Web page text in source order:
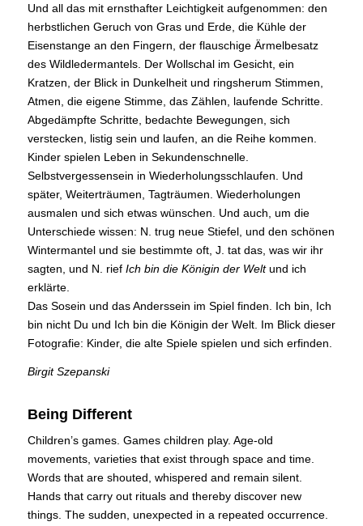
Und all das mit ernsthafter Leichtigkeit aufgenommen: den
herbstlichen Geruch von Gras und Erde, die Kühle der
Eisenstange an den Fingern, der flauschige Ärmelbesatz
des Wildledermantels. Der Wollschal im Gesicht, ein
Kratzen, der Blick in Dunkelheit und ringsherum Stimmen,
Atmen, die eigene Stimme, das Zählen, laufende Schritte.
Abgedämpfte Schritte, bedachte Bewegungen, sich
verstecken, listig sein und laufen, an die Reihe kommen.
Kinder spielen Leben in Sekundenschnelle.
Selbstvergessensein in Wiederholungsschlaufen. Und
später, Weiterträumen, Tagträumen. Wiederholungen
ausmalen und sich etwas wünschen. Und auch, um die
Unterschiede wissen: N. trug neue Stiefel, und den schönen
Wintermantel und sie bestimmte oft, J. tat das, was wir ihr
sagten, und N. rief Ich bin die Königin der Weltund ich
erklärte.
Das Sosein und das Anderssein im Spiel finden. Ich bin, Ich
bin nicht Du und Ich bin die Königin der Welt. Im Blick dieser
Fotografie: Kinder, die alte Spiele spielen und sich erfinden.
Birgit Szepanski
Being Different
Children’s games. Games children play. Age-old
movements, varieties that exist through space and time.
Words that are shouted, whispered and remain silent.
Hands that carry out rituals and thereby discover new
things. The sudden, unexpected in a repeated occurrence.